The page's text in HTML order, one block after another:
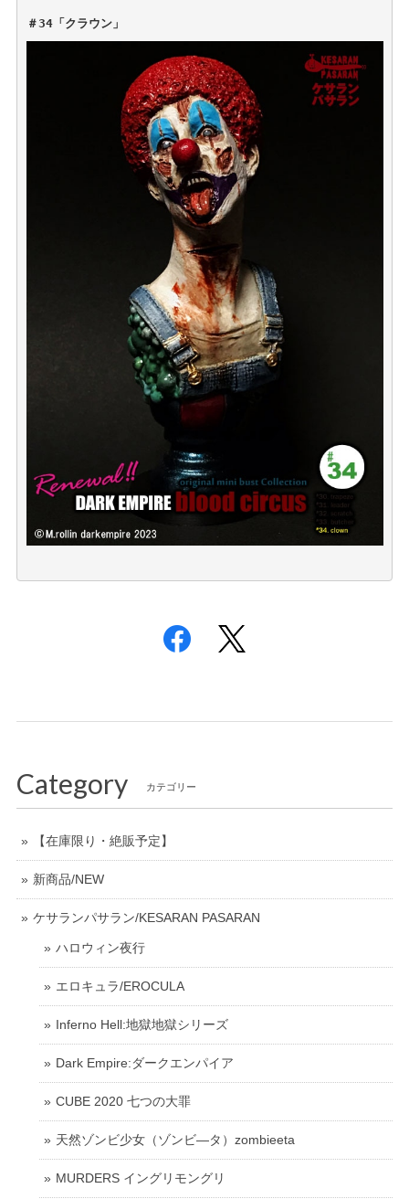
＃34「クラウン」
Category カテゴリー
【在庫限り・絶販予定】
新商品/NEW
ケサランパサラン/KESARAN PASARAN
ハロウィン夜行
エロキュラ/EROCULA
Inferno Hell:地獄地獄シリーズ
Dark Empire:ダークエンパイア
CUBE 2020 七つの大罪
天然ゾンビ少女（ゾンビ―タ）zombieeta
MURDERS イングリモングリ